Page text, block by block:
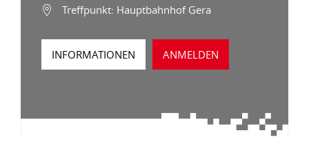
Treffpunkt: Hauptbahnhof Gera
INFORMATIONEN ANMELDEN